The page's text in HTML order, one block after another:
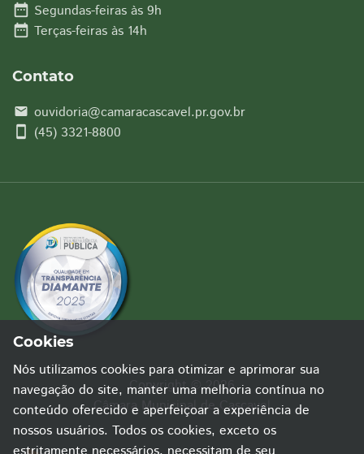
date_range Segundas-feiras às 9h
date_range Terças-feiras às 14h
Contato
email ouvidoria@camaracascavel.pr.gov.br
smartphone (45) 3321-8800
Copyright © 2026
Câmara Municipal de Cascavel
Cookies
Nós utilizamos cookies para otimizar e aprimorar sua
navegação do site, manter uma melhoria contínua no
conteúdo oferecido e aperfeiçoar a experiência de
nossos usuários. Todos os cookies, exceto os